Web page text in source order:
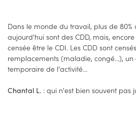
Dans le monde du travail, plus de 80%
aujourd'hui sont des CDD, mais,
censée être le CDI. Les CDD sont
remplacements (maladie, congé...), un
temporaire de l'activité...
Chantal L. : qui n'est bien souvent pas